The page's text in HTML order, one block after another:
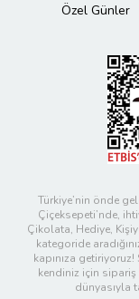
Özel Günler
Türkiye’nin önde
Çiçeksepeti’nde,
Çikolata, Hediye,
kategoride
kapınıza
kendiniz için sipariş
dünyasıyla